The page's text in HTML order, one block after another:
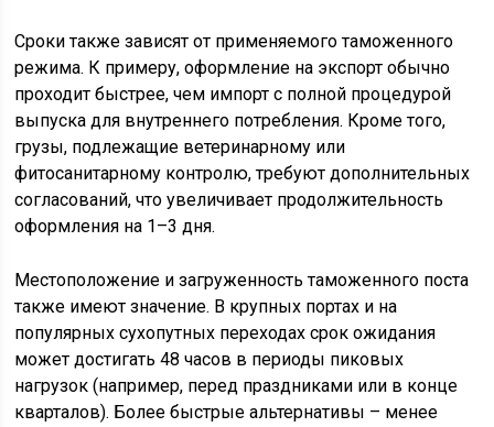
Сроки также зависят от применяемого таможенного
режима. К примеру, оформление на экспорт обычно
проходит быстрее, чем импорт с полной процедурой
выпуска для внутреннего потребления. Кроме того,
грузы, подлежащие ветеринарному или
фитосанитарному контролю, требуют дополнительных
согласований, что увеличивает продолжительность
оформления на 1–3 дня.
Местоположение и загруженность таможенного поста
также имеют значение. В крупных портах и на
популярных сухопутных переходах срок ожидания
может достигать 48 часов в периоды пиковых
нагрузок (например, перед праздниками или в конце
кварталов). Более быстрые альтернативы – менее